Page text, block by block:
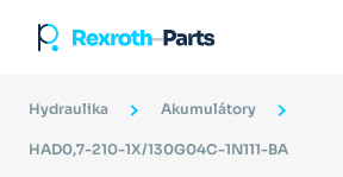
Hydraulika Akumulátory
HAD0,7-210-1X/130G04C-1N111-BA